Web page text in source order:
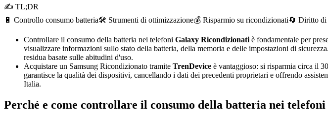
✍ TL;DR
🔋 Controllo consumo batteria🛠️ Strumenti di ottimizzazione💰 Risparmio su ricondizionati🔄 Diritto di
Controllare il consumo della batteria nei telefoni Galaxy Ricondizionati è fondamentale per
visualizzare informazioni sullo stato della batteria, della memoria e delle impostazioni di
residua basate sulle abitudini d'uso.
Acquistare un Samsung Ricondizionato tramite TrenDevice è vantaggioso: si risparmia circa il
garantisce la qualità dei dispositivi, cancellando i dati dei precedenti proprietari e offrendo
Italia.
Perché e come controllare il consumo della batteria nei